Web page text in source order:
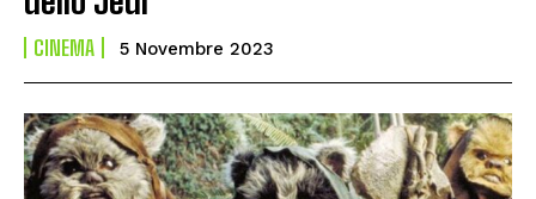
CINEMA 5 Novembre 2023